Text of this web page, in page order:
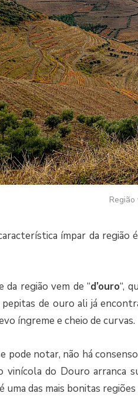
ímpar da região
da região vem de “d’ouro“,
pepitas de ouro ali já
íngreme e cheio de curvas.
pode notar, não há
vinícola do Douro arranca
uma das mais bonitas